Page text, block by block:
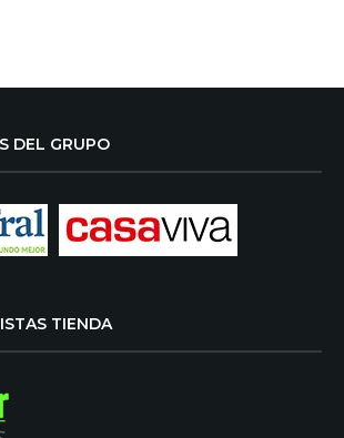
DEL GRUPO
TIENDA